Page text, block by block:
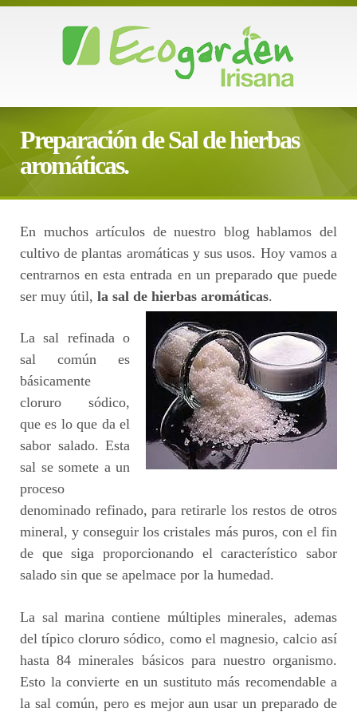
Preparación de Sal de hierbas
aromáticas.
En muchos artículos de nuestro blog hablamos del
cultivo de plantas aromáticas y sus usos. Hoy vamos a
centrarnos en esta entrada en un preparado que puede
ser muy útil, la sal de hierbas aromáticas.
La sal refinada o
sal común es
básicamente
cloruro sódico,
que es lo que da el
sabor salado. Esta
sal se somete a un
proceso
denominado refinado, para retirarle los restos de otros
mineral, y conseguir los cristales más puros, con el fin
de que siga proporcionando el característico sabor
salado sin que se apelmace por la humedad.
La sal marina contiene múltiples minerales, ademas
del típico cloruro sódico, como el magnesio, calcio así
hasta 84 minerales básicos para nuestro organismo.
Esto la convierte en un sustituto más recomendable a
la sal común, pero es mejor aun usar un preparado de